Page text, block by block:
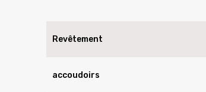
Revêtement
accoudoirs